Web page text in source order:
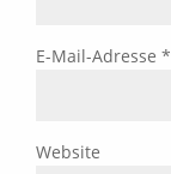
E-Mail-Adresse *
Website